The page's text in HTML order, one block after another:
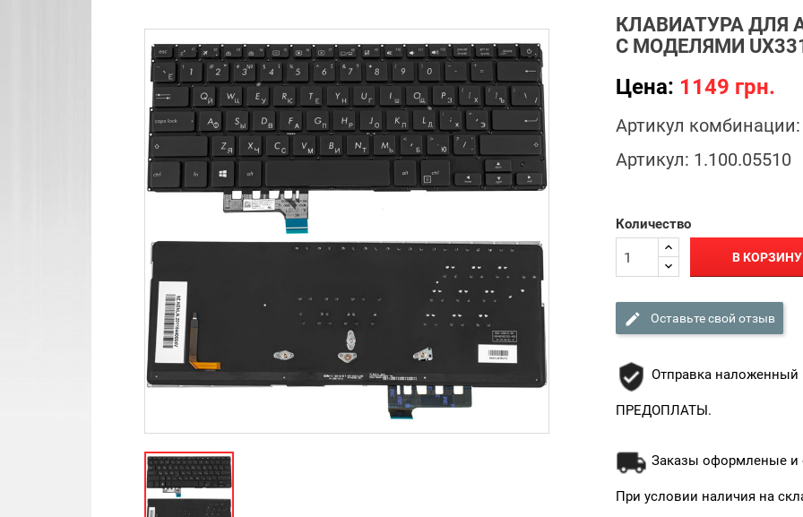
КЛАВИАТУРА ДЛЯ
С МОДЕЛЯМИ
Цена: 1149 грн.
Артикул комбинации:
Артикул: 1.100.05510
Количество
В КОРЗИНУ
Оставьте свой отзыв
Отправка наложенный
ПРЕДОПЛАТЫ.
Заказы оформленые и
При условии наличия на